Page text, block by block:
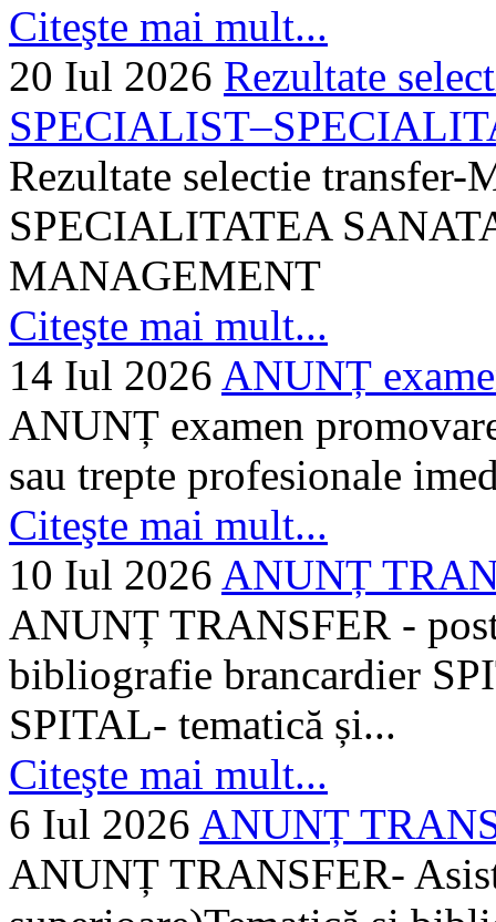
Citeşte mai mult...
20 Iul 2026 Rezultate
Rezultate selectie
SPECIALITATEA
MANAGEMENT
Citeşte mai mult...
14 Iul 2026 ANUNȚ
ANUNȚ examen
sau trepte profesionale
Citeşte mai mult...
10 Iul 2026 ANUNȚ
ANUNȚ TRANSFER -
bibliografie brancardier
SPITAL- tematică și...
Citeşte mai mult...
6 Iul 2026 ANUNȚ
ANUNȚ TRANSFER-